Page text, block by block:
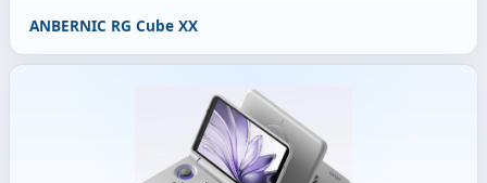
ANBERNIC RG Cube XX